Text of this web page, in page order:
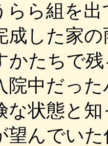
らら組を
成した家
かたちで
院中だっ
な状態と
望んでい